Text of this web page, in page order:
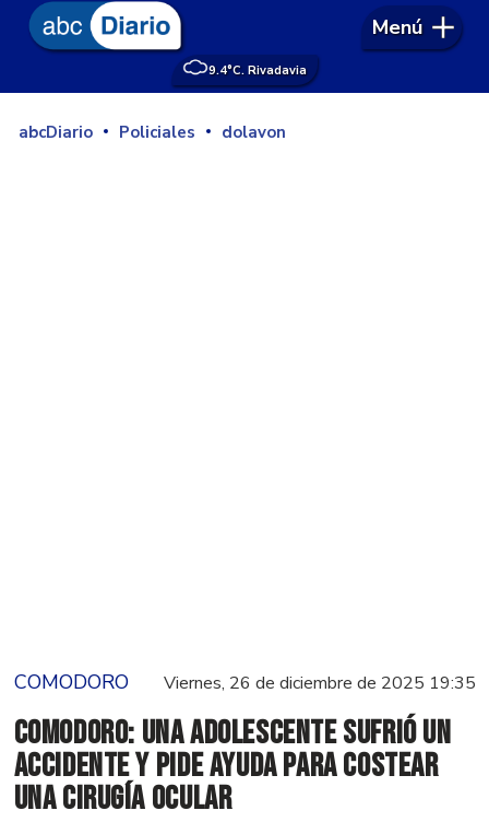
9.4°C. Rivadavia
Menú
abcDiario Policiales dolavon
COMODORO Viernes, 26 de diciembre de 2025 19:35
Comodoro: Una adolescente sufrió un
accidente y pide ayuda para costear
una cirugía ocular